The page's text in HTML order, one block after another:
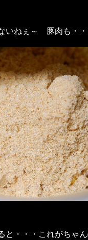
いねぇ～ 豚肉も・・
と・・・これがちゃ